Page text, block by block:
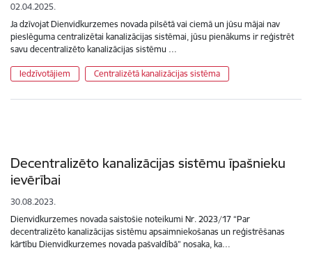
02.04.2025.
Ja dzīvojat Dienvidkurzemes novada pilsētā vai ciemā un jūsu mājai nav
pieslēguma centralizētai kanalizācijas sistēmai, jūsu pienākums ir reģistrēt
savu decentralizēto kanalizācijas sistēmu …
Iedzīvotājiem Centralizētā kanalizācijas sistēma
Decentralizēto kanalizācijas sistēmu īpašnieku
ievērībai
30.08.2023.
Dienvidkurzemes novada saistošie noteikumi Nr. 2023/17 “Par
decentralizēto kanalizācijas sistēmu apsaimniekošanas un reģistrēšanas
kārtību Dienvidkurzemes novada pašvaldībā” nosaka, ka…